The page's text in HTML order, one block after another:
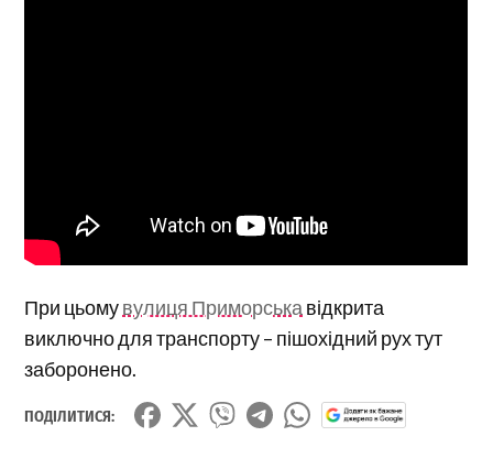
При цьомувулиця Приморськавідкрита
виключно для транспорту – пішохідний рух тут
заборонено.
ПОДІЛИТИСЯ: